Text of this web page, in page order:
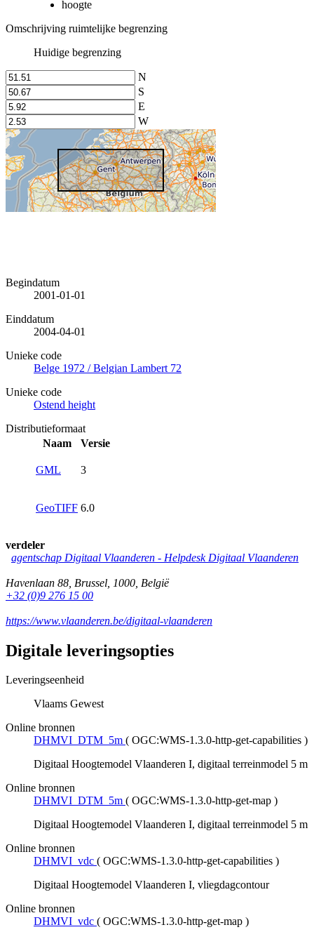
hoogte
Omschrijving ruimtelijke begrenzing
Huidige begrenzing
N
S
E
W
Begindatum
2001-01-01
Einddatum
2004-04-01
Unieke code
Belge 1972 / Belgian Lambert 72
Unieke code
Ostend height
Distributieformaat
Naam
Versie
GML 3
GeoTIFF 6.0
verdeler
agentschap Digitaal Vlaanderen - Helpdesk Digitaal Vlaanderen
Havenlaan 88 Brussel 1000 België
+32 (0)9 276 15 00
https://www.vlaanderen.be/digitaal-vlaanderen
Digitale leveringsopties
Leveringseenheid
Vlaams Gewest
Online bronnen
DHMVI_DTM_5m ( OGC:WMS-1.3.0-http-get-capabilities )
Digitaal Hoogtemodel Vlaanderen I, digitaal terreinmodel 5 m
Online bronnen
DHMVI_DTM_5m ( OGC:WMS-1.3.0-http-get-map )
Digitaal Hoogtemodel Vlaanderen I, digitaal terreinmodel 5 m
Online bronnen
DHMVI_vdc ( OGC:WMS-1.3.0-http-get-capabilities )
Digitaal Hoogtemodel Vlaanderen I, vliegdagcontour
Online bronnen
DHMVI_vdc ( OGC:WMS-1.3.0-http-get-map )